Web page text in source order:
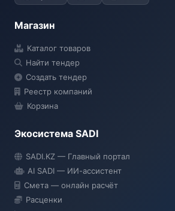
Магазин
Каталог товаров
Найти тендер
Создать тендер
Реестр компаний
Корзина
Экосистема SADI
SADI.KZ — Главный портал
AI SADI — ИИ-ассистент
Смета — онлайн расчёт
Расценки
● Подключение...